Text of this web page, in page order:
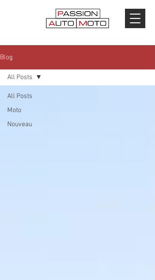
Blog
All Posts
Moto
Nouveau
All Posts